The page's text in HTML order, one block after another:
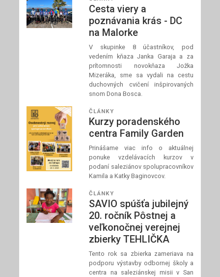
Cesta viery a
poznávania krás - DC
na Malorke
V skupinke 8 účastníkov, pod
vedením kňaza Janka Garaja a za
prítomnosti novokňaza Jožka
Mizeráka, sme sa vydali na cestu
duchovných cvičení inšpirovaných
snom Dona Bosca.
ČLÁNKY
Kurzy poradenského
centra Family Garden
Prinášame viac info o aktuálnej
ponuke vzdelávacích kurzov v
podaní saleziánov spolupracovníkov
Kamila a Katky Baginovcov.
ČLÁNKY
SAVIO spúšťa jubilejný
20. ročník Pôstnej a
veľkonočnej verejnej
zbierky TEHLIČKA
Tento rok sa zbierka zameriava na
podporu výstavby odbornej školy a
centra na saleziánskej misii v San